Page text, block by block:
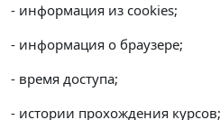
- информация из cookies;
- информация о браузере;
- время доступа;
- истории прохождения курсов;